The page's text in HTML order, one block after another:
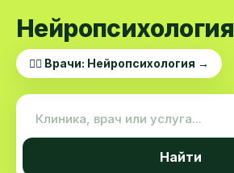
Нейропсихология
👨‍⚕️ Врачи: Нейропсихология →
Найти